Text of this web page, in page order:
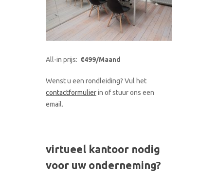
All-in prijs: €499/Maand
Wenst u een rondleiding? Vul het
contactformulierin of stuur ons een
email.
virtueel kantoor nodig
voor uw onderneming?